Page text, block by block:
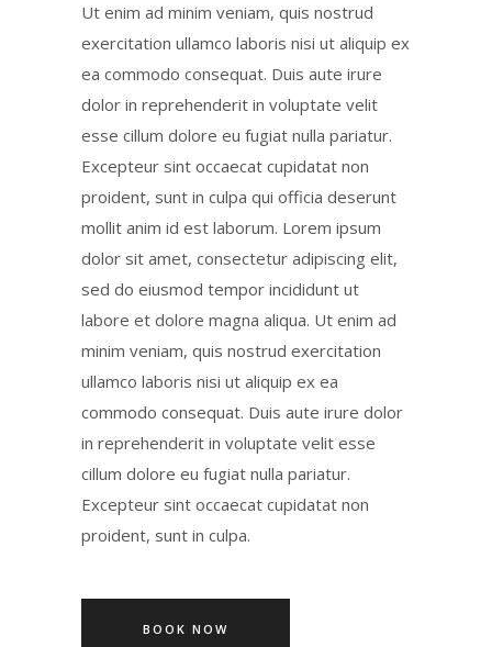
Ut enim ad minim veniam, quis nostrud
exercitation ullamco laboris nisi ut aliquip ex
ea commodo consequat. Duis aute irure
dolor in reprehenderit in voluptate velit
esse cillum dolore eu fugiat nulla pariatur.
Excepteur sint occaecat cupidatat non
proident, sunt in culpa qui officia deserunt
mollit anim id est laborum. Lorem ipsum
dolor sit amet, consectetur adipiscing elit,
sed do eiusmod tempor incididunt ut
labore et dolore magna aliqua. Ut enim ad
minim veniam, quis nostrud exercitation
ullamco laboris nisi ut aliquip ex ea
commodo consequat. Duis aute irure dolor
in reprehenderit in voluptate velit esse
cillum dolore eu fugiat nulla pariatur.
Excepteur sint occaecat cupidatat non
proident, sunt in culpa.
BOOK NOW